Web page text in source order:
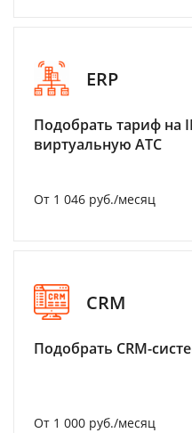
ERP
Подобрать тариф на
виртуальную АТС
От 1 046 руб./месяц
CRM
Подобрать CRM-
От 1 000 руб./месяц